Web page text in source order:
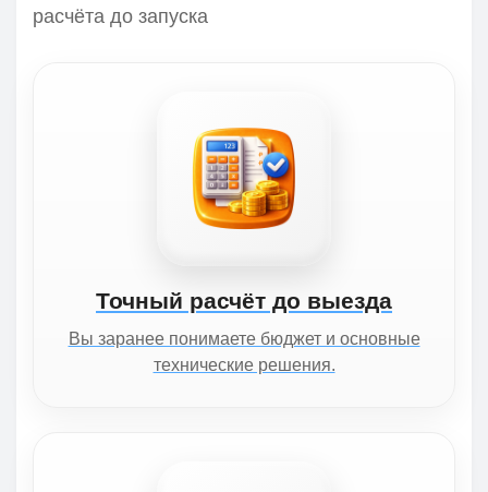
расчёта до запуска
Точный расчёт до выезда
Вы заранее понимаете бюджет и основные
технические решения.